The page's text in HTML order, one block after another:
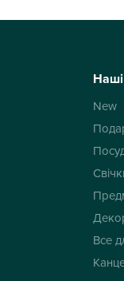
Наші
New
Все